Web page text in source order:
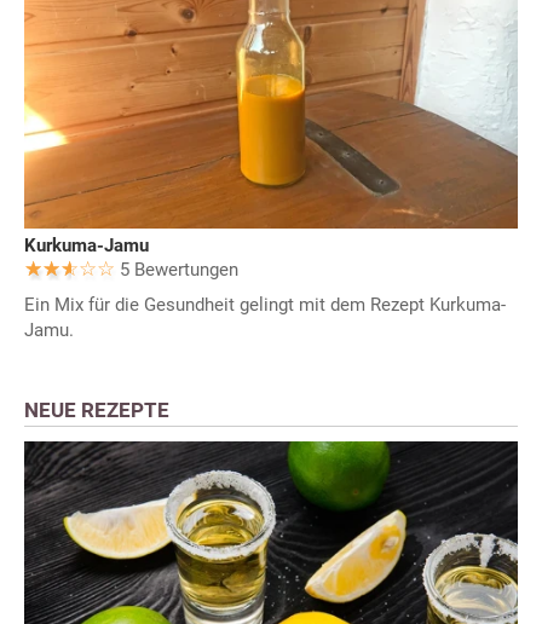
Kurkuma-Jamu
5 Bewertungen
Ein Mix für die Gesundheit gelingt mit dem Rezept Kurkuma-
Jamu.
NEUE REZEPTE